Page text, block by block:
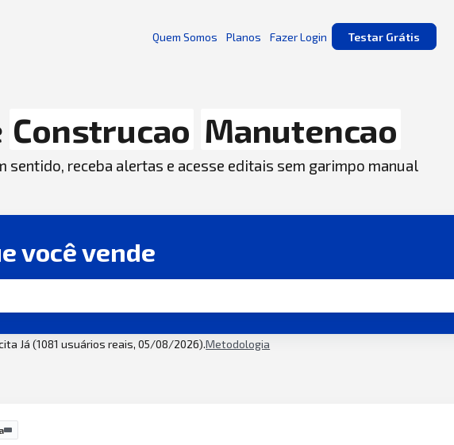
Quem Somos Planos Fazer Login Testar Grátis
Construcao Manutencao
sentido, receba alertas e acesse editais sem garimpo manual
você vende
Já (1081 usuários reais, 05/08/2026).Metodologia